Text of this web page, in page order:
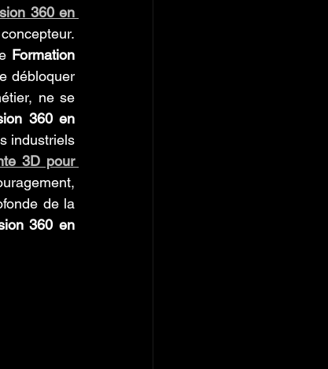
360 en
Formation
débloquer
ne se
360 en
industriels
3D pour
de la
360 en